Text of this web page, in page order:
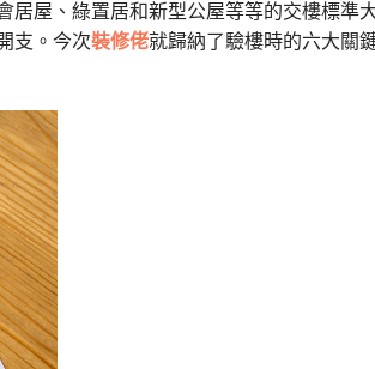
屋、綠置居和新型公屋等等的交樓標準
支。今次裝修佬就歸納了驗樓時的六大關